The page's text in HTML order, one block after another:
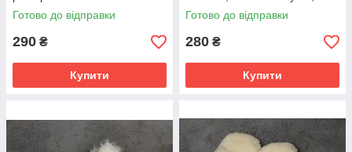
Готово до відправки
290 ₴
Купити
розмір 36
Готово до відправки
280 ₴
Купити